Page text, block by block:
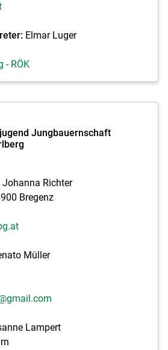
Elmar Luger
- RÖK
Jungbauernschaft
Johanna Richter
Bregenz
Müller
Lampert